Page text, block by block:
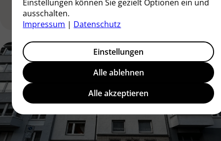
Einstellungen können Sie gezielt Optionen ein und
ausschalten.
Impressum | Datenschutz
Einstellungen
Alle ablehnen
Alle akzeptieren